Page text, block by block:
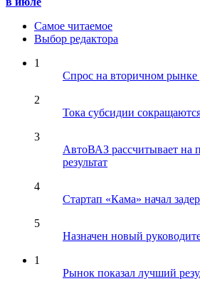
Самое читаемое
Выбор редактора
1
Спрос на вторичном рынке
2
Тока субсидии
3
АвтоВАЗ рассчитывает на
результат
4
Стартап «Кама» начал
5
Назначен новый
1
Рынок показал лучший